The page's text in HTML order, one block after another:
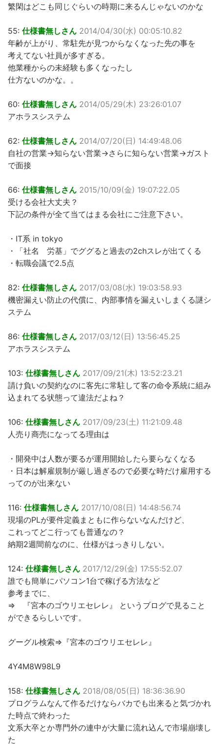
繁閑はどこも同じぐらいの時期に来るんじゃないのかな
55: 仕様書無しさん 2014/04/30(水) 00:05:10.82
年齢が上がり、常駐先が見つからなくなった先の事を
考えてない社員が多すぎる。
他業種からの未経験も多くなったし
仕方ないのかな。。
60: 仕様書無しさん 2014/05/29(木) 23:26:01.07
アホラスシステム
62: 仕様書無しさん 2014/07/20(日) 14:49:48.06
自社の営業→知らない営業→さらに知らない営業→ガスト
で面接
66: 仕様書無しさん 2015/10/09(金) 19:07:22.05
受ける会社大丈夫？
下記の条件が全て当てはまる会社にご注意下さい。
・IT系 in tokyo
・「社名 労基」でググると過去の2chスレが出てくる
・転職会議で2.5点
82: 仕様書無しさん 2017/03/08(水) 19:03:58.93
機密漏えい防止の代償に、内部事情を漏えいしまくる謎シ
ステム
86: 仕様書無しさん 2017/03/12(日) 13:56:45.25
アホラスシステム
103: 仕様書無しさん 2017/09/21(木) 13:52:23.21
請け負いの契約なのに客先に常駐して客の命令系統に組み
込まれてる状態って違法だよね？
106: 仕様書無しさん 2017/09/23(土) 11:21:09.48
人売り商売になってる理由は
・開発中は人数が要るが運用開始したら要らなくなる
・日本は解雇規制が厳し過ぎるので必要な時だけ雇用する
ってのが出来ない
116: 仕様書無しさん 2017/10/08(日) 14:48:56.74
現場のPLが要件定義まともに作らないなんだけど、
これってどこ行っても普通なの？
納期2週間前なのに、仕様がはっきりしない。
124: 仕様書無しさん 2017/12/29(金) 17:55:52.07
誰でも簡単にパソコン1台で稼げる方法など
参考までに、
⇒ 『宮本のゴウリエセレレ』 というブログで見ること
ができるらしいです。
グーグル検索⇒『宮本のゴウリエセレレ』
4Y4M8W98L9
158: 仕様書無しさん 2018/08/05(日) 18:36:36.90
プログラムなんて作るだけならバカでも出来ると気づかれ
た時点で終わった
文系大卒とか専門外の連中が大量に流れ込んで市場崩壊し
た